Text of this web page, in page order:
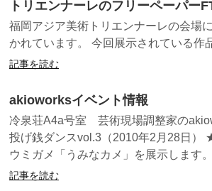
トリエンナーレのフリーペーパー
福岡アジア美術トリエンナーレの会場
かれています。 今回展示されている作
記事を読む
akioworksイベント情報
冷泉荘A4a号室 芸術現場調整家の
投げ銭ダンスvol.3（2010年2月28日）
ウミガメ「うみなカメ」を展示します
記事を読む